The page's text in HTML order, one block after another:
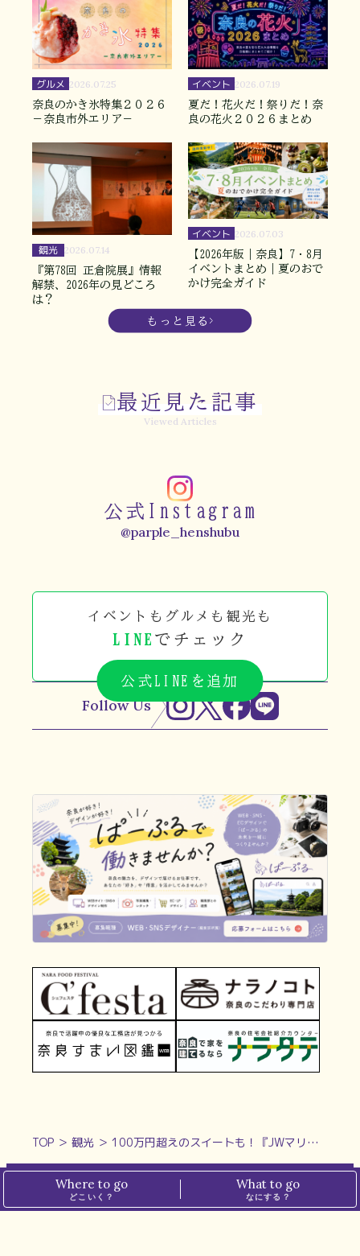
グルメ 2026.07.25
奈良のかき氷特集２０２６
－奈良市外エリア－
イベント 2026.07.19
夏だ！花火だ！祭りだ！奈
良の花火２０２６まとめ
観光 2026.07.14
『第78回 正倉院展』情報
解禁、2026年の見どころ
は？
イベント 2026.07.03
【2026年版｜奈良】7・8月
イベントまとめ｜夏のおで
かけ完全ガイド
もっと見る
最近見た記事
Viewed Articles
公式Instagram
@parple_henshubu
イベントもグルメも観光も
LINE でチェック
公式LINEを追加
Follow Us
TOP ＞ 観光 ＞ 100万円超えのスイートも！『JWマリオット・ホテル奈良』で贅沢な奈良旅を味わってみては？【奈良のホテル・旅館特集2024】
Where to go
どこいく？
What to go
なにする？
プライバシーポリシー